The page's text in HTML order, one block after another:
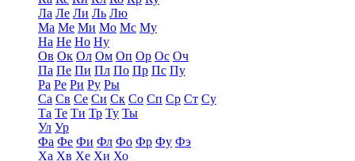
Ла Ле Ли Ль Лю
Ма Ме Ми Мо Мс Му
На Не Но Ну
Ов Ок Ол Ом Оп Ор Ос Оч
Па Пе Пи Пл По Пр Пс Пу
Ра Ре Ри Ру Ры
Са Св Се Си Ск Со Сп Ср Ст Су
Та Те Ти Тр Ту Ты
Ул Ур
Фа Фе Фи Фл Фо Фр Фу Фэ
Ха Хв Хе Хи Хо